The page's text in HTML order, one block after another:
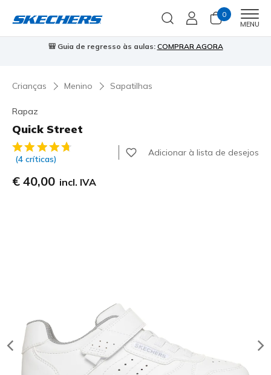
0
MENU
⭐Skechers VIP: 45 dias de devolução para membros
Crianças Menino Sapatilhas
Rapaz
Quick Street
5 de 5 – Classificação do cliente
(4 críticas)
Adicionar à lista de desejos
€ 40,00 incl. IVA